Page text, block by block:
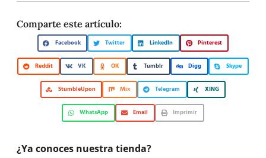
Comparte este artículo:
Facebook Twitter LinkedIn Pinterest
Reddit VK OK Tumblr Digg Skype
StumbleUpon Mix Telegram XING
WhatsApp Email Imprimir
¿Ya conoces nuestra tienda?